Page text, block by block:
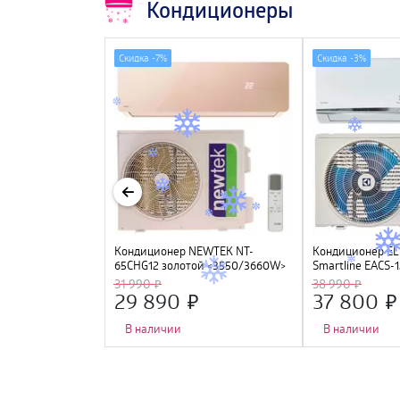
Кондиционеры
Кондиционер NEWTEK NT-
65CHG12 золотой <3550/3660W>
скрытый LED, Golden Fin, R410A,
компрессор GMCC
31 990
29 890
В наличии
Скидка -7%
Кондиционер
Smartline EACS-
38 990
37 800
В наличии
Скидка -3%